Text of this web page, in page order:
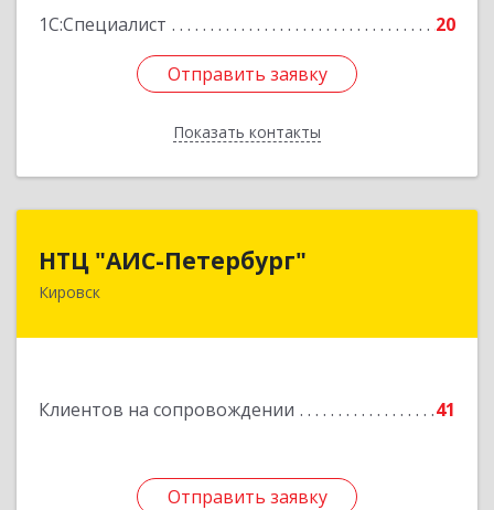
1С:Специалист
20
Отправить заявку
Показать контакты
Отправить заявку
Назад
НТЦ "АИС-Петербург"
Кировск
Клиентов на сопровождении 41
Отправить заявку
НТЦ "АИС-Петербург"
187342, Ленинградская обл, Кировск г, р-н
Отправить заявку